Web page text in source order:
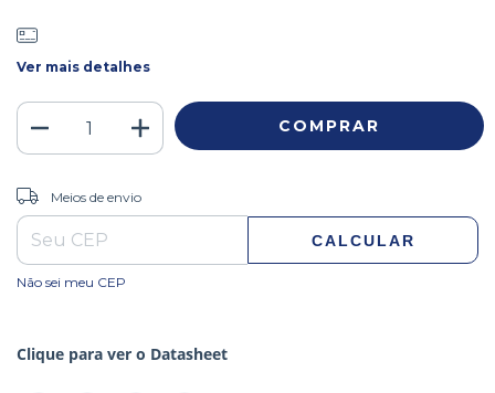
Ver mais detalhes
Entregas para o CEP:
Meios de envio
CALCULAR
Não sei meu CEP
Clique para ver o Datasheet